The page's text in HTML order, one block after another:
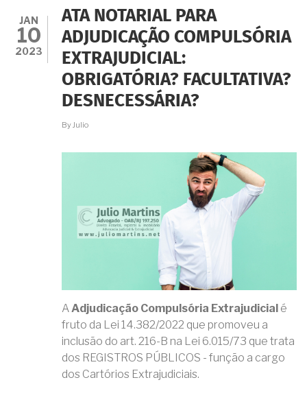
CONSTA
INDISPONIBILIDADE
DE
BENS
NA
MATRÍCULA
DO
IMÓVEL
PRETENDIDO?
JAN
10
2023
ATA NOTARIAL PARA
ADJUDICAÇÃO COMPULSÓRIA
EXTRAJUDICIAL:
OBRIGATÓRIA? FACULTATIVA?
DESNECESSÁRIA?
ByJulio
AAdjudicação Compulsória Extrajudicial é
fruto da Lei 14.382/2022 que promoveu a
inclusão do art. 216-B na Lei 6.015/73 que trata
dos REGISTROS PÚBLICOS - função a cargo
dos Cartórios Extrajudiciais.